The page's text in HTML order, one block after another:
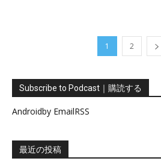
1 2
Subscribe to Podcast｜購読する
Androidby EmailRSS
最近の投稿